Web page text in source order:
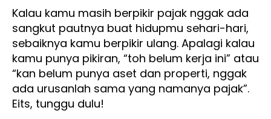
Kalau kamu masih berpikir pajak nggak ada
sangkut pautnya buat hidupmu sehari-hari,
sebaiknya kamu berpikir ulang. Apalagi kalau
kamu punya pikiran, “toh belum kerja ini” atau
“kan belum punya aset dan properti, nggak
ada urusanlah sama yang namanya pajak”.
Eits, tunggu dulu!